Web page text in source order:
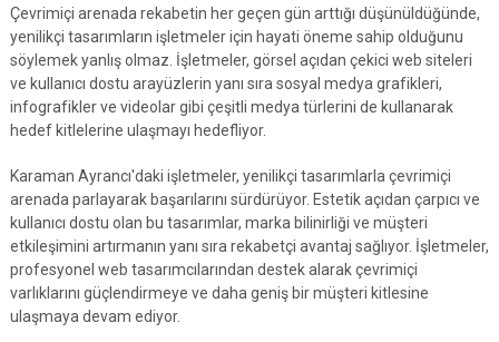
Çevrimiçi arenada rekabetin her geçen gün arttığı düşünüldüğünde,
yenilikçi tasarımların işletmeler için hayati öneme sahip olduğunu
söylemek yanlış olmaz. İşletmeler, görsel açıdan çekici web siteleri
ve kullanıcı dostu arayüzlerin yanı sıra sosyal medya grafikleri,
infografikler ve videolar gibi çeşitli medya türlerini de kullanarak
hedef kitlelerine ulaşmayı hedefliyor.
Karaman Ayrancı'daki işletmeler, yenilikçi tasarımlarla çevrimiçi
arenada parlayarak başarılarını sürdürüyor. Estetik açıdan çarpıcı ve
kullanıcı dostu olan bu tasarımlar, marka bilinirliği ve müşteri
etkileşimini artırmanın yanı sıra rekabetçi avantaj sağlıyor. İşletmeler,
profesyonel web tasarımcılarından destek alarak çevrimiçi
varlıklarını güçlendirmeye ve daha geniş bir müşteri kitlesine
ulaşmaya devam ediyor.